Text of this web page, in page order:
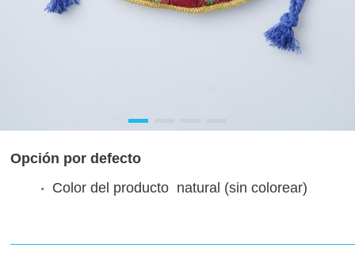
Opción por defecto
Color del producto natural (sin colorear)